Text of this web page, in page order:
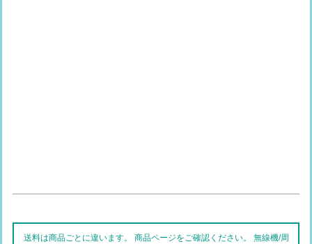
送料は商品ごとに違います。 商品ページをご確認ください。 無線機/周